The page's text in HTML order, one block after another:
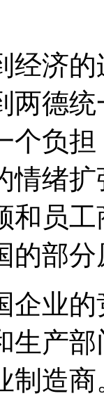
济的
两德
个负
情绪
和员
的部分
业的
生产
制造